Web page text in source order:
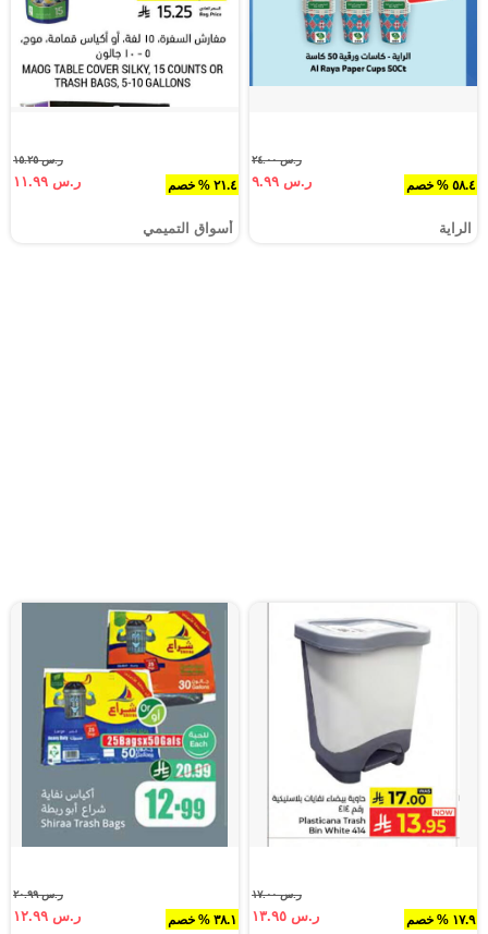
٥٨.٤ % خصم
ر.س ٢٤.٠٠
ر.س ٩.٩٩
الراية
٢١.٤ % خصم
ر.س ١٥.٢٥
ر.س ١١.٩٩
أسواق التميمي
١٧.٩ % خصم
ر.س ١٧.٠٠
ر.س ١٣.٩٥ ٣٨.١ % خصم
ر.س ٢٠.٩٩
ر.س ١٢.٩٩